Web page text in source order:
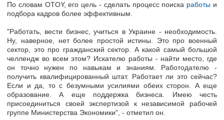
По словам OTOY, его цель - сделать процесс поиска работы и
подбора кадров более эффективным.
"Работать, вести бизнес, учиться в Украине - необходимость.
Ну, наверное, нет более простой истины. Это про военный
сектор, это про гражданский сектор. А какой самый большой
челлендж во всем этом? Искателю работы - найти место, где
он точно нужен по навыкам и знаниям. Работодателю -
получить квалифицированный штат. Работает ли это сейчас?
Если и да, то с безумными усилиями обеих сторон. А еще
образование. А еще поддержка бизнеса. Имею честь
присоединиться своей экспертизой к независимой рабочей
группе Министерства Экономики", - отметил он.